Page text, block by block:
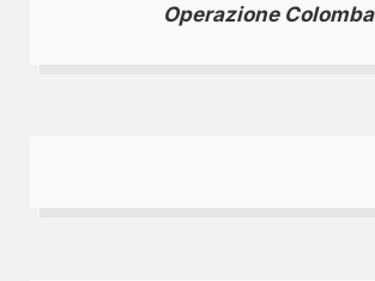
Operazione Colomba